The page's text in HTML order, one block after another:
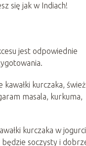
się jak w Indiach!
jest odpowiednie
kurczaka,
masala, kurkuma,
kurczaka w
soczysty i